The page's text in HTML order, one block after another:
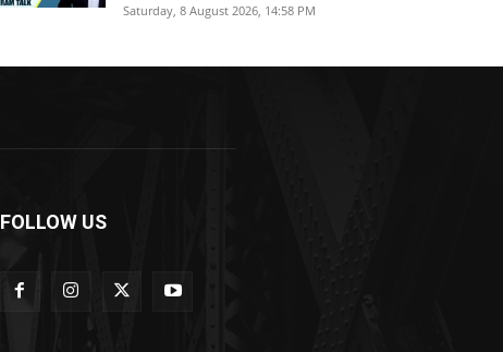
Saturday, 8 August 2026, 14:58 PM
FOLLOW US